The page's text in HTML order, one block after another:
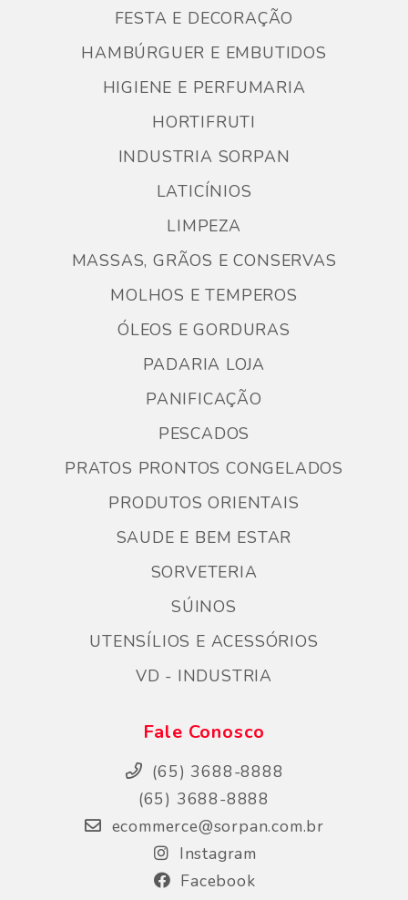
FESTA E DECORAÇÃO
HAMBÚRGUER E EMBUTIDOS
HIGIENE E PERFUMARIA
HORTIFRUTI
INDUSTRIA SORPAN
LATICÍNIOS
LIMPEZA
MASSAS, GRÃOS E CONSERVAS
MOLHOS E TEMPEROS
ÓLEOS E GORDURAS
PADARIA LOJA
PANIFICAÇÃO
PESCADOS
PRATOS PRONTOS CONGELADOS
PRODUTOS ORIENTAIS
SAUDE E BEM ESTAR
SORVETERIA
SÚINOS
UTENSÍLIOS E ACESSÓRIOS
VD - INDUSTRIA
Fale Conosco
(65) 3688-8888
(65) 3688-8888
ecommerce@sorpan.com.br
Instagram
Facebook